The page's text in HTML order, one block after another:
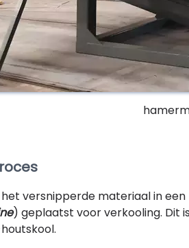
versnipperde materiaal in
) geplaatst voor verkooling. Dit